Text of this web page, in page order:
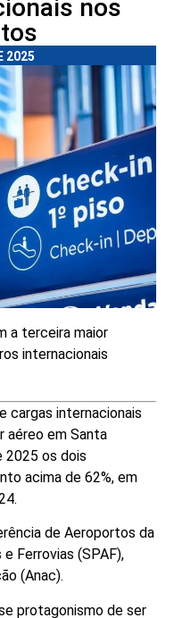
nos
2025
a terceira maior
internacionais
cargas internacionais
aéreo em Santa
2025 os dois
acima de 62%, em
de Aeroportos da
Ferrovias (SPAF),
(Anac).
protagonismo de ser